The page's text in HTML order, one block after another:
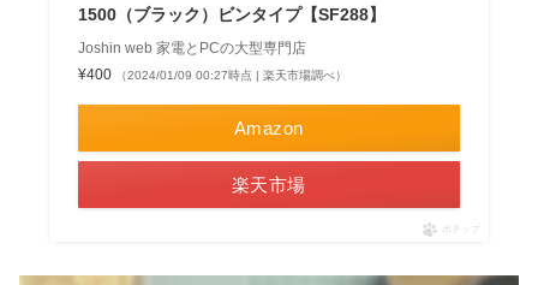
1500（ブラック）ビンタイプ【SF288】
Joshin web 家電とPCの大型専門店
¥400
（2024/01/09 00:27時点 | 楽天市場調べ）
Amazon
楽天市場
ポチップ